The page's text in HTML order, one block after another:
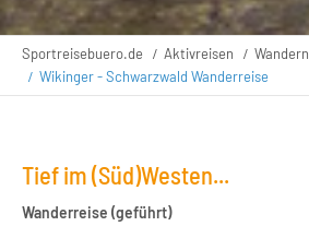
Sportreisebuero.de Aktivreisen
Wandern
Wikinger - Schwarzwald Wanderreise
Tief im (Süd)Westen...
Wanderreise (geführt)